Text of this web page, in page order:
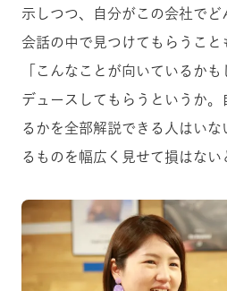
示しつつ、自分がこの会社でど
会話の中で見つけてもらうこと
「こんなことが向いているか
デュースしてもらうというか。
るかを全部解説できる人はい
るものを幅広く見せて損はない